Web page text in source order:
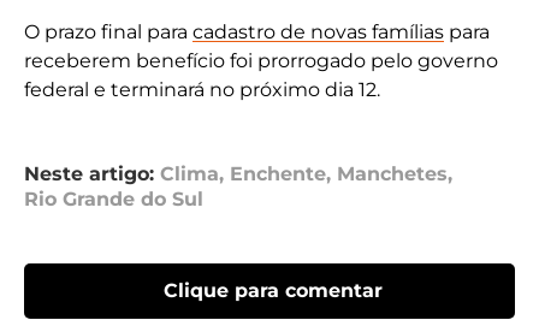
O prazo final para cadastro de novas famílias para
receberem benefício foi prorrogado pelo governo
federal e terminará no próximo dia 12.
Neste artigo: Clima, Enchente, Manchetes,
Rio Grande do Sul
Clique para comentar